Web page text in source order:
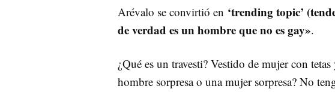
Arévalo se convirtió en ‘trending topic’
de verdad es un hombre que no es gay».
¿Qué es un travesti? Vestido de mujer con
hombre sorpresa o una mujer sorpresa? No